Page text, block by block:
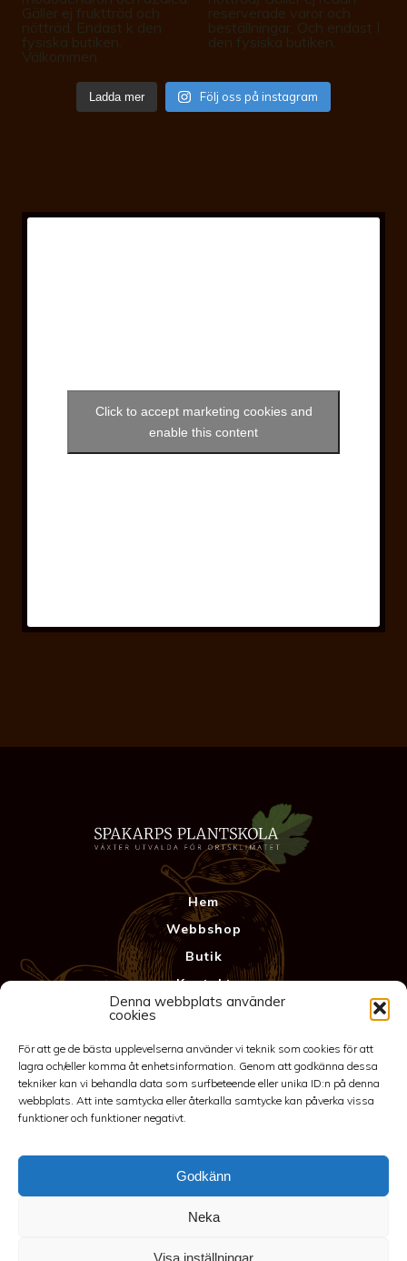
Denna webbplats använder
cookies
För att ge de bästa upplevelserna använder vi teknik som cookies för att
lagra och/eller komma åt enhetsinformation. Genom att godkänna dessa
tekniker kan vi behandla data som surfbeteende eller unika ID:n på denna
webbplats. Att inte samtycka eller återkalla samtycke kan påverka vissa
funktioner och funktioner negativt.
Godkänn
Neka
Visa inställningar
Ladda mer Följ oss på instagram
Click to accept marketing cookies and
enable this content
Hem
Webbshop
Butik
Kontakt
Anläggning
Integritetspolicy
©2026 Spakarps plantskola